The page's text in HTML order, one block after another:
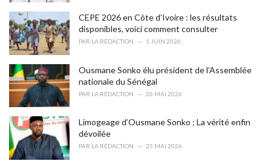
CEPE 2026 en Côte d’Ivoire : les résultats
disponibles, voici comment consulter
PAR LA RÉDACTION 1 JUIN 2026
Ousmane Sonko élu président de l’Assemblée
nationale du Sénégal
PAR LA RÉDACTION 26 MAI 2026
Limogeage d’Ousmane Sonko : La vérité enfin
dévoilée
PAR LA RÉDACTION 25 MAI 2026